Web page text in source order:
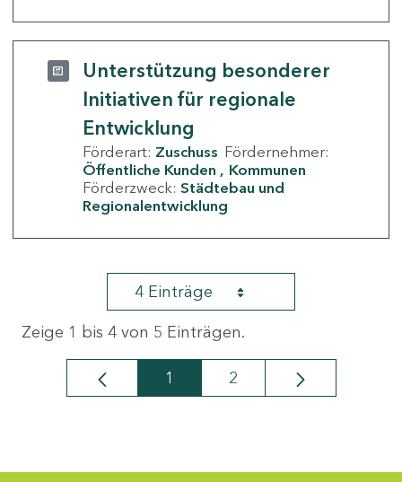
Unterstützung besonderer
Initiativen für regionale
Entwicklung
Förderart: Zuschuss Fördernehmer:
Öffentliche Kunden
Kommunen
Förderzweck: Städtebau und
Regionalentwicklung
4 Einträge
Zeige 1 bis 4 von 5 Einträgen.
Seite
1 Seite
2